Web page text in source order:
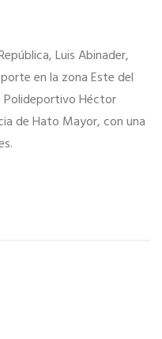
Luis Abinader,
en la zona Este del
Polideportivo Héctor
de Hato Mayor, con una